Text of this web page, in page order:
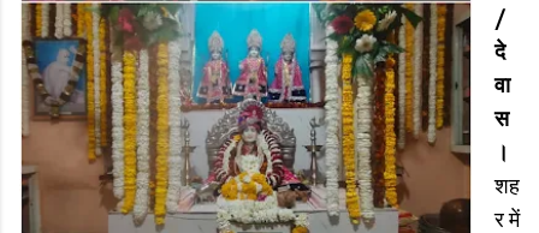
/
दे
वा
स
।
शह
र में